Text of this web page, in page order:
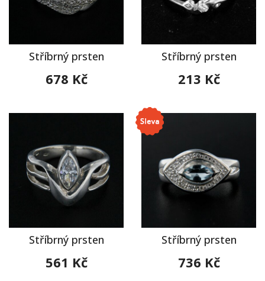
Stříbrný prsten
678 Kč
Stříbrný prsten
213 Kč
Stříbrný prsten
561 Kč
Stříbrný prsten
736 Kč